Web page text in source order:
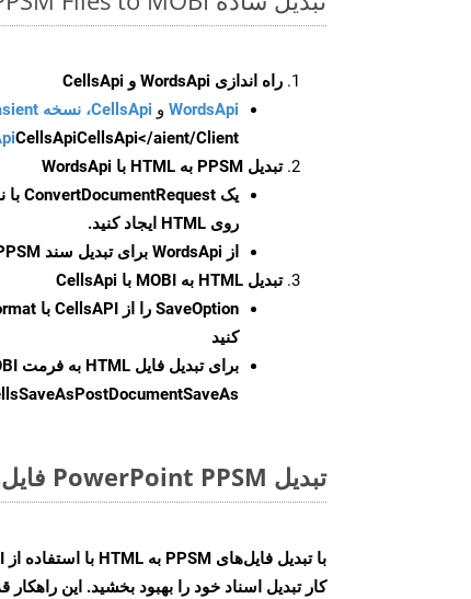
راه اندازی WordsApi و CellsApi
WordsApi و CellsApi، نسخه Basient
CellsApiCellsApi</aient/Client/ را راه‌اندازی کنید.
تبدیل PPSM به HTML با WordsApi
یک ConvertDocumentRequest
روی HTML ایجاد کنید.
از WordsApi برای تبدیل سند PPSM به HTML استفاده کنید.
تبدیل HTML به MOBI با CellsApi
SaveOption
کنید
برای تبدیل فایل HTML به فرمت
تبدیل PowerPoint PPSM فایل‌ها به صورت آنلاین: روشی سریع و آسان
کار تبدیل اسناد خود را بهبود بخشید. این راهکار